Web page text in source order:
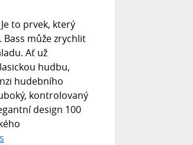
to prvek, který
může zrychlit
Ať už
hudbu,
hudebního
kontrolovaný
design 100